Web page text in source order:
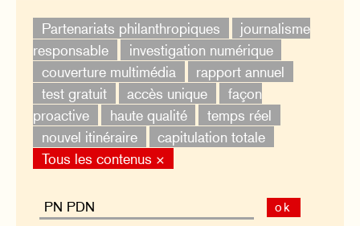
Partenariats philanthropiques
journalisme
responsable
investigation numérique
couverture multimédia
rapport annuel
test gratuit
accès unique
façon
proactive
haute qualité
temps réel
nouvel itinéraire
capitulation totale
Tous les contenus ×
ok